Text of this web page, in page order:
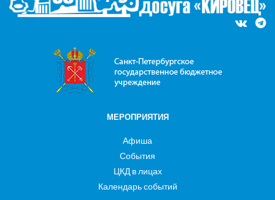
МЕРОПРИЯТИЯ
Афиша
События
ЦКД в лицах
Календарь событий